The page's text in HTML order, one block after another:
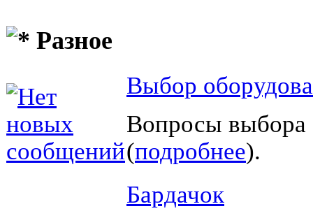
Разное
Выбор
Вопросы выбора
(подробнее).
Бардачок